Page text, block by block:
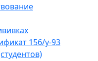
156/у-93